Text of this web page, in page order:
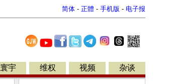
简体 - 正體 - 手机版 - 电子报
寰宇 维权 视频 杂谈